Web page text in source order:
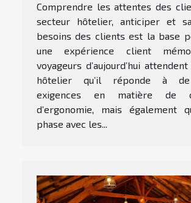
Comprendre les attentes des
secteur hôtelier, anticiper et
besoins des clients est la base
une expérience client
voyageurs d’aujourd’hui
hôtelier qu’il réponde à de
exigences en matière de
d’ergonomie, mais également
phase avec les...